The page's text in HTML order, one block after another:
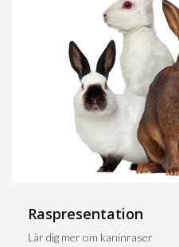
Raspresentation
Lär dig mer om kaninraser